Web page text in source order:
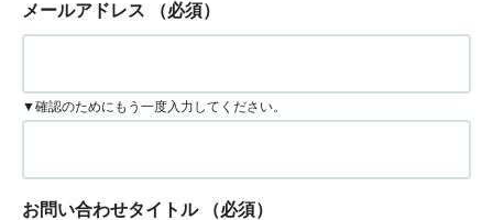
メールアドレス （必須）
▼確認のためにもう一度入力してください。
お問い合わせタイトル （必須）